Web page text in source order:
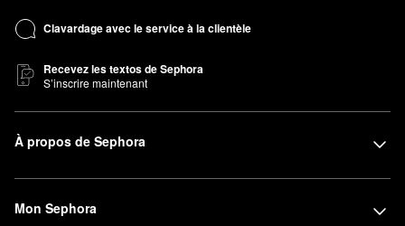
Clavardage avec le service à la clientèle
Recevez les textos de Sephora
S’inscrire maintenant
À propos de Sephora
Mon Sephora